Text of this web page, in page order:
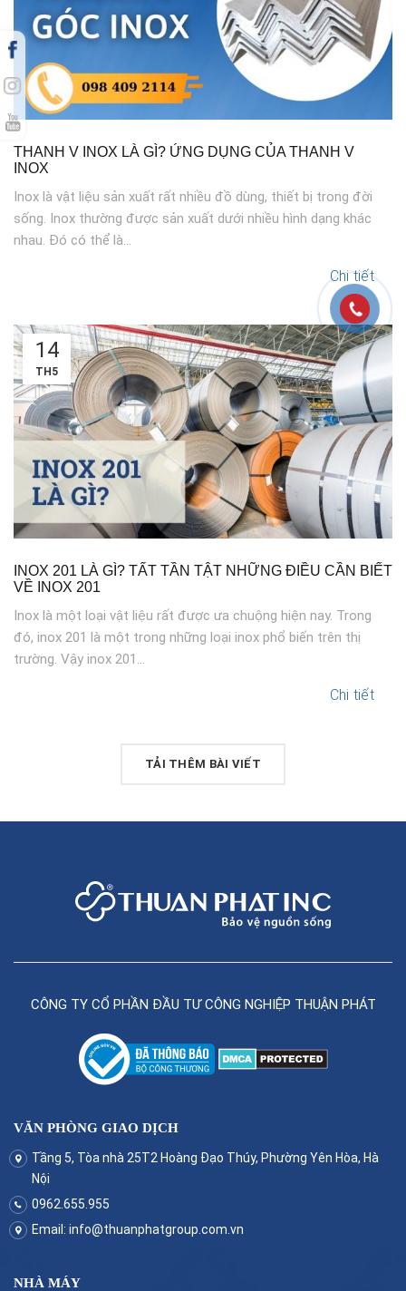
THANH V INOX LÀ GÌ? ỨNG DỤNG CỦA THANH V
INOX
Inox là vật liệu sản xuất rất nhiều đồ dùng, thiết bị trong đời
sống. Inox thường được sản xuất dưới nhiều hình dạng khác
nhau. Đó có thể là...
Chi tiết
14
TH5
INOX 201 LÀ GÌ? TẤT TẦN TẬT NHỮNG ĐIỀU CẦN BIẾT
VỀ INOX 201
Inox là một loại vật liệu rất được ưa chuộng hiện nay. Trong
đó, inox 201 là một trong những loại inox phổ biến trên thị
trường. Vậy inox 201...
Chi tiết
TẢI THÊM BÀI VIẾT
CÔNG TY CỔ PHẦN ĐẦU TƯ CÔNG NGHIỆP THUẬN PHÁT
VĂN PHÒNG GIAO DỊCH
Tầng 5, Tòa nhà 25T2 Hoàng Đạo Thúy, Phường Yên Hòa, Hà
Nội
0962.655.955
Email: info@thuanphatgroup.com.vn
NHÀ MÁY